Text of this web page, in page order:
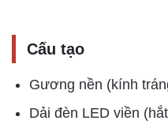
Cấu tạo
Gương nền (kính
Dải đèn LED viền